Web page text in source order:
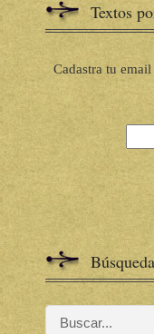
Textos
Cadastra tu
Búsqueda